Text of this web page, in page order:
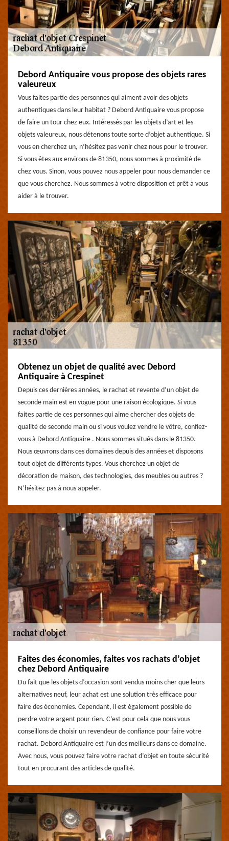
Debord Antiquaire vous propose des objets rares
valeureux
Vous faites partie des personnes qui aiment avoir des objets
authentiques dans leur habitat ? Debord Antiquaire vous propose
de faire un tour chez eux. Intéressés par les objets d’art et les
objets valeureux, nous détenons toute sorte d’objet authentique. Si
vous en cherchez un, n’hésitez pas venir chez nous pour le trouver.
Si vous êtes aux environs de 81350, nous sommes à proximité de
chez vous. Sinon, vous pouvez nous appeler pour nous demander ce
que vous cherchez. Nous sommes à votre disposition et prêt à vous
aider à le trouver.
Obtenez un objet de qualité avec Debord
Antiquaire à Crespinet
Depuis ces dernières années, le rachat et revente d’un objet de
seconde main est en vogue pour une raison écologique. Si vous
faites partie de ces personnes qui aime chercher des objets de
qualité de seconde main ou si vous voulez vendre le vôtre, confiez-
vous à Debord Antiquaire . Nous sommes situés dans le 81350.
Nous œuvrons dans ces domaines depuis des années et disposons
tout objet de différents types. Vous cherchez un objet de
décoration de maison, des technologies, des meubles ou autres ?
N’hésitez pas à nous appeler.
Faites des économies, faites vos rachats d’objet
chez Debord Antiquaire
Du fait que les objets d’occasion sont vendus moins cher que leurs
alternatives neuf, leur achat est une solution très efficace pour
faire des économies. Cependant, il est également possible de
perdre votre argent pour rien. C’est pour cela que nous vous
conseillons de choisir un revendeur de confiance pour faire votre
rachat. Debord Antiquaire est l’un des meilleurs dans ce domaine.
Avec nous, vous pouvez faire votre rachat d’objet en toute sécurité
tout en procurant des articles de qualité.